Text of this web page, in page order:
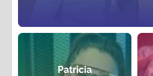
Patricia